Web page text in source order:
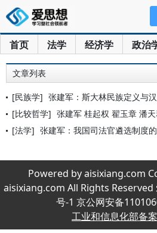
首页 法学 经济学 政治
文章列表
[民族学] 张建军：斯大林民族定义与
[比较哲学] 张建军 桂起权 翟玉章 潘天群：
[法学] 张建军：我国司法官遴选制度
Powered by aisixiang.com
aisixiang.com All Rights Reserved
号-1 京公网安备
工业和信息化部备